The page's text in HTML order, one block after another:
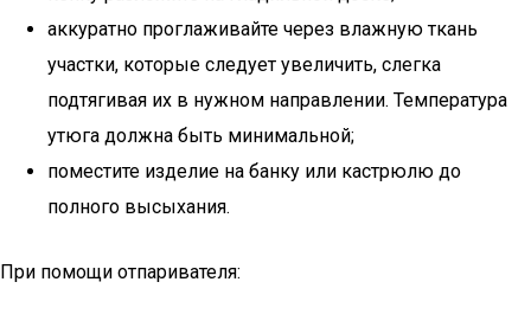
аккуратно проглаживайте через влажную ткань
участки, которые следует увеличить, слегка
подтягивая их в нужном направлении. Температура
утюга должна быть минимальной;
поместите изделие на банку или кастрюлю до
полного высыхания.
При помощи отпаривателя: